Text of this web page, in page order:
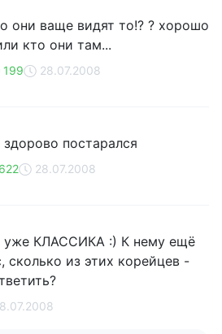
они ваще видят то!? ? хорошо
кто они там...
199 28.07.2008
постарался
28.07.2008
уже КЛАССИКА :) К нему ещё
сколько из этих корейцев -